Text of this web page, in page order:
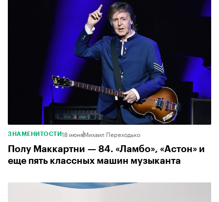
Esteo Volga
ЗНАМЕНИТОСТИ18 июняМихаил Переходько
Полу Маккартни — 84. «Ламбо», «Астон» и
еще пять классных машин музыканта